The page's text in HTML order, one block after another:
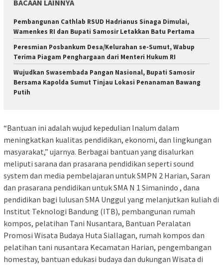
BACAAN LAINNYA
Pembangunan Cathlab RSUD Hadrianus Sinaga Dimulai,
Wamenkes RI dan Bupati Samosir Letakkan Batu Pertama
Peresmian Posbankum Desa/Kelurahan se-Sumut, Wabup
Terima Piagam Penghargaan dari Menteri Hukum RI
Wujudkan Swasembada Pangan Nasional, Bupati Samosir
Bersama Kapolda Sumut Tinjau Lokasi Penanaman Bawang
Putih
“Bantuan ini adalah wujud kepedulian Inalum dalam
meningkatkan kualitas pendidikan, ekonomi, dan lingkungan
masyarakat,” ujarnya. Berbagai bantuan yang disalurkan
meliputi sarana dan prasarana pendidikan seperti sound
system dan media pembelajaran untuk SMPN 2 Harian, Saran
dan prasarana pendidikan untuk SMA N 1 Simanindo , dana
pendidikan bagi lulusan SMA Unggul yang melanjutkan kuliah di
Institut Teknologi Bandung (ITB), pembangunan rumah
kompos, pelatihan Tani Nusantara, Bantuan Peralatan
Promosi Wisata Budaya Huta Siallagan, rumah kompos dan
pelatihan tani nusantara Kecamatan Harian, pengembangan
homestay, bantuan edukasi budaya dan dukungan Wisata di